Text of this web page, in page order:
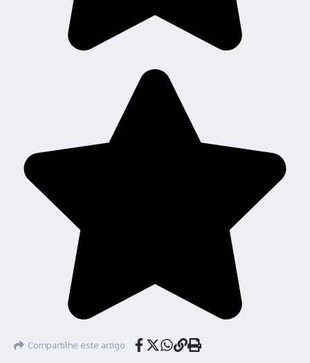
Compartilhe este artigo